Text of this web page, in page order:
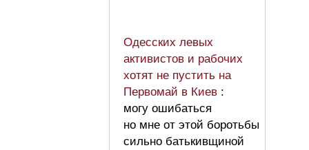
Одесских левых
активистов и рабочих
хотят не пустить на
Первомай в Киев :
могу ошибаться
но мне от этой боротьбы
сильно батькивщиной